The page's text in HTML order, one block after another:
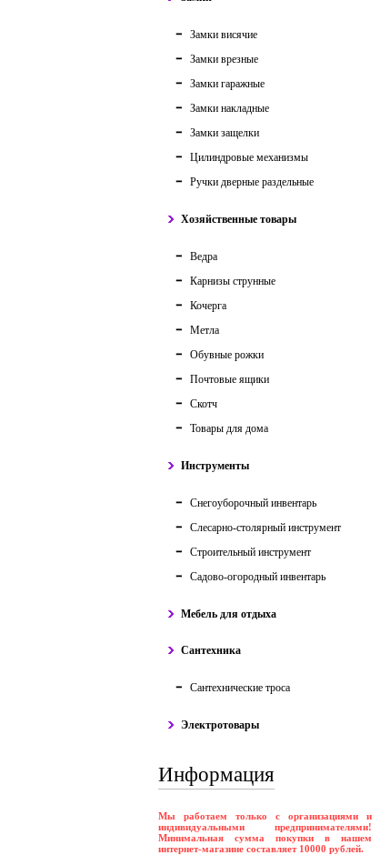
Замки висячие
Замки врезные
Замки гаражные
Замки накладные
Замки защелки
Цилиндровые механизмы
Ручки дверные раздельные
Хозяйственные товары
Ведра
Карнизы струнные
Кочерга
Метла
Обувные рожки
Почтовые ящики
Скотч
Товары для дома
Инструменты
Снегоуборочный инвентарь
Слесарно-столярный инструмент
Строительный инструмент
Садово-огородный инвентарь
Мебель для отдыха
Сантехника
Сантехнические троса
Электротовары
Информация
Мы работаем только с организациями и
индивидуальными предпринимателями!
Минимальная сумма покупки в нашем
интернет-магазине составляет 10000 рублей.